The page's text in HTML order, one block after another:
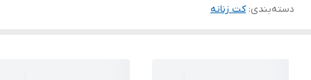
دسته‌بندی:کت زنانه